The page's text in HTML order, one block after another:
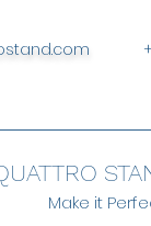
Make it